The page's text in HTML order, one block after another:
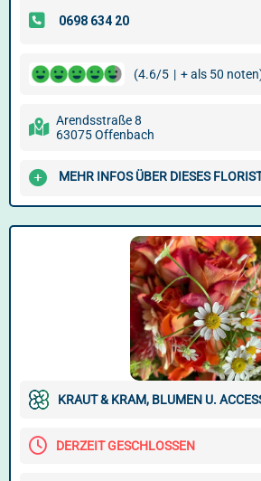
(4.6/5 | + als 50
Arendsstraße 8
63075 Offenbach
MEHR INFOS ÜBER DIESES
KRAUT & KRAM, BLUMEN U.
DERZEIT GESCHLOSSEN